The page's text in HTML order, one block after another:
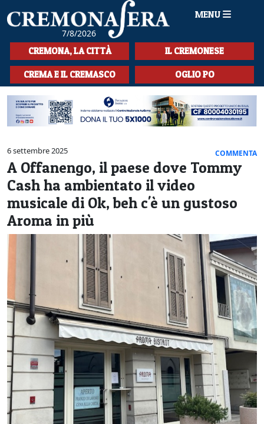
7/8/2026
MENU
HOME
CRONACA
SPORT
LA MUSICA
CULTURA
LA STORIA
SPETTACOLI
L'EDITORIALE
SEZIONI
CREMONA, LA CITTÀ IL CREMONESE
CREMA E IL CREMASCO OGLIO PO
6 settembre 2025 COMMENTA
A Offanengo, il paese dove Tommy
Cash ha ambientato il video
musicale di Ok, beh c'è un gustoso
Aroma in più